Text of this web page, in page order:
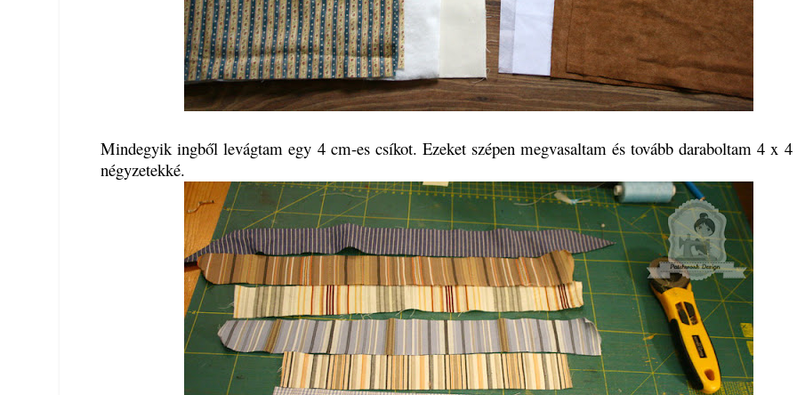
Mindegyik ingből levágtam egy 4 cm-es csíkot. Ezeket szépen megvasaltam és tovább daraboltam 4 x 4
négyzetekké.